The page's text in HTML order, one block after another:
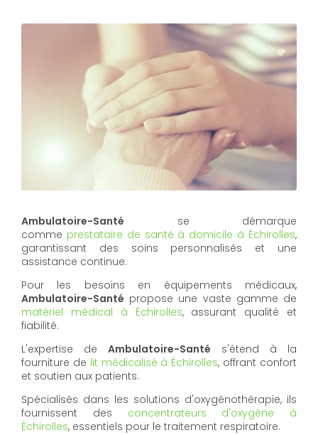
Ambulatoire-Santé se démarque
comme prestataire de santé à domicile à Échirolles,
garantissant des soins personnalisés et une
assistance continue.
Pour les besoins en équipements médicaux,
Ambulatoire-Santé propose une vaste gamme de
matériel médical à Échirolles, assurant qualité et
fiabilité.
L'expertise de Ambulatoire-Santé s'étend à la
fourniture de lit médicalisé à Échirolles, offrant confort
et soutien aux patients.
Spécialisés dans les solutions d'oxygénothérapie, ils
fournissent des concentrateurs d'oxygène à
Échirolles, essentiels pour le traitement respiratoire.